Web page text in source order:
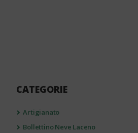
CATEGORIE
Artigianato
Bollettino Neve Laceno